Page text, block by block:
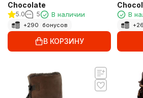
Chocolate
5.0 5 В наличии
+290 бонусов
В КОРЗИНУ
В
+